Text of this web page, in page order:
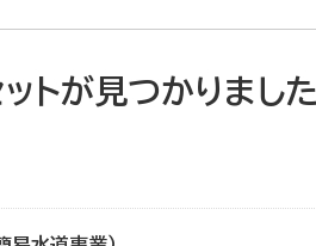
トが見つかりまし